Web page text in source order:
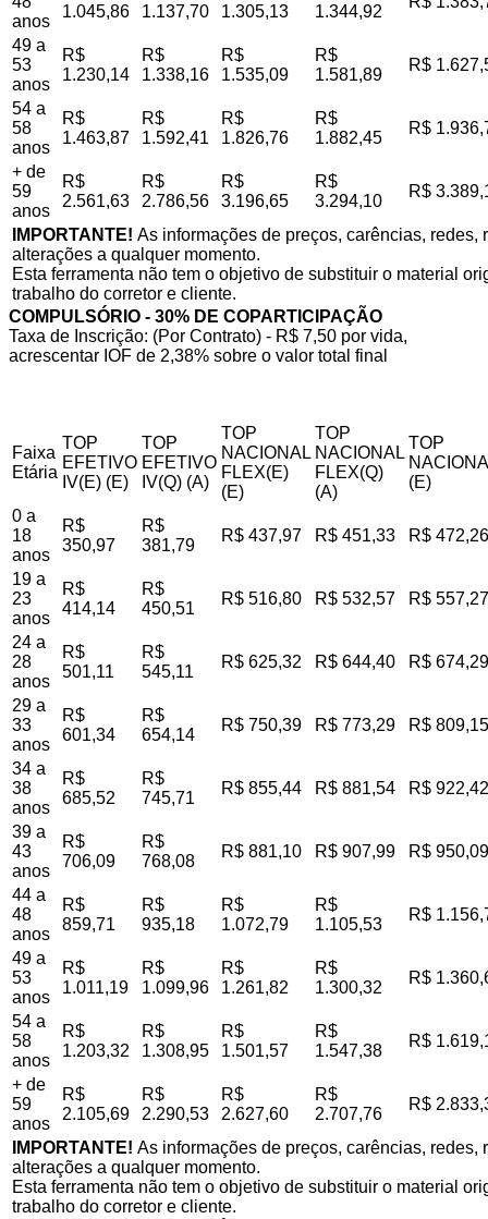
anos
1.045,86
1.137,70
1.305,13
1.344,92
49 a
53
anos
R$
1.230,14
R$
1.338,16
R$
1.535,09
R$
1.581,89
R$
54 a
58
anos
R$
1.463,87
R$
1.592,41
R$
1.826,76
R$
1.882,45
R$
+ de
59
anos
R$
2.561,63
R$
2.786,56
R$
3.196,65
R$
3.294,10
R$
IMPORTANTE! As informações de preços, carências,
alterações a qualquer momento.
Esta ferramenta não tem o objetivo de substituir o material
trabalho do corretor e cliente.
COMPULSÓRIO - 30% DE COPARTICIPAÇÃO
Taxa de Inscrição: (Por Contrato) - R$ 7,50 por vida,
acrescentar IOF de 2,38% sobre o valor total final
Faixa
Etária
TOP
EFETIVO
IV(E) (E)
TOP
EFETIVO
IV(Q) (A)
TOP
NACIONAL
FLEX(E)
(E)
TOP
NACIONAL
FLEX(Q)
(A)
TOP
(E)
0 a
18
anos
R$
350,97
R$
381,79
R$ 437,97 R$ 451,33 R$ 472,26
19 a
23
anos
R$
414,14
R$
450,51
R$ 516,80 R$ 532,57 R$ 557,27
24 a
28
anos
R$
501,11
R$
545,11
R$ 625,32 R$ 644,40 R$ 674,29
29 a
33
anos
R$
601,34
R$
654,14
R$ 750,39 R$ 773,29 R$ 809,15
34 a
38
anos
R$
685,52
R$
745,71
R$ 855,44 R$ 881,54 R$ 922,42
39 a
43
anos
R$
706,09
R$
768,08
R$ 881,10 R$ 907,99 R$ 950,09
44 a
48
anos
R$
859,71
R$
935,18
R$
1.072,79
R$
1.105,53
R$
49 a
53
anos
R$
1.011,19
R$
1.099,96
R$
1.261,82
R$
1.300,32
R$
54 a
58
anos
R$
1.203,32
R$
1.308,95
R$
1.501,57
R$
1.547,38
R$
+ de
59
anos
R$
2.105,69
R$
2.290,53
R$
2.627,60
R$
2.707,76
R$
IMPORTANTE! As informações de preços, carências,
alterações a qualquer momento.
Esta ferramenta não tem o objetivo de substituir o material
trabalho do corretor e cliente.